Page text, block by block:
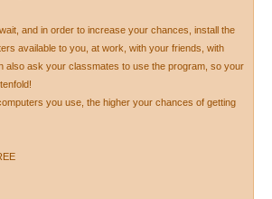
and in order to increase your chances, install the
available to you, at work, with your friends, with
also ask your classmates to use the program, so your
you use, the higher your chances of getting